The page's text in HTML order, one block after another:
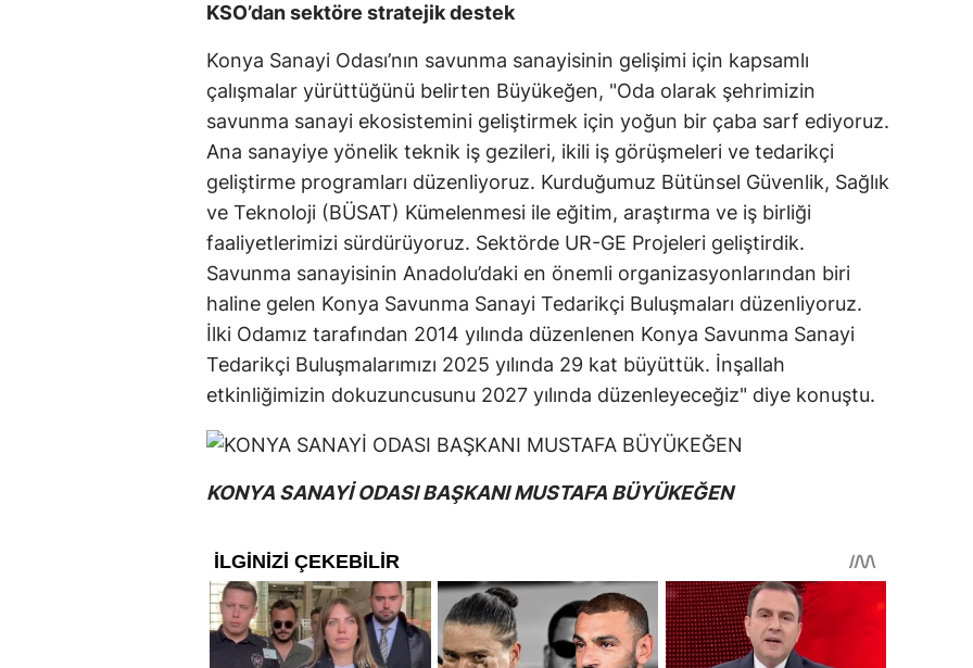
KSO’dan sektöre stratejik destek
Konya Sanayi Odası’nın savunma sanayisinin gelişimi için kapsamlı
çalışmalar yürüttüğünü belirten Büyükeğen, "Oda olarak şehrimizin
savunma sanayi ekosistemini geliştirmek için yoğun bir çaba sarf ediyoruz.
Ana sanayiye yönelik teknik iş gezileri, ikili iş görüşmeleri ve tedarikçi
geliştirme programları düzenliyoruz. Kurduğumuz Bütünsel Güvenlik, Sağlık
ve Teknoloji (BÜSAT) Kümelenmesi ile eğitim, araştırma ve iş birliği
faaliyetlerimizi sürdürüyoruz. Sektörde UR-GE Projeleri geliştirdik.
Savunma sanayisinin Anadolu’daki en önemli organizasyonlarından biri
haline gelen Konya Savunma Sanayi Tedarikçi Buluşmaları düzenliyoruz.
İlki Odamız tarafından 2014 yılında düzenlenen Konya Savunma Sanayi
Tedarikçi Buluşmalarımızı 2025 yılında 29 kat büyüttük. İnşallah
etkinliğimizin dokuzuncusunu 2027 yılında düzenleyeceğiz" diye konuştu.
KONYA SANAYİ ODASI BAŞKANI MUSTAFA BÜYÜKEĞEN